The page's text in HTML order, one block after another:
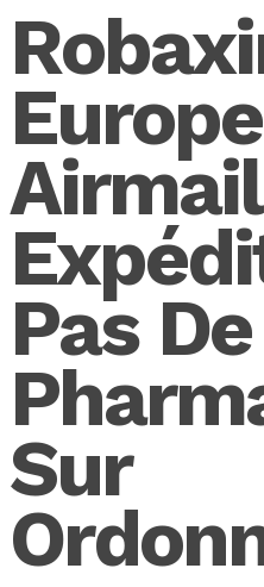
Airmail
Pas De
Sur